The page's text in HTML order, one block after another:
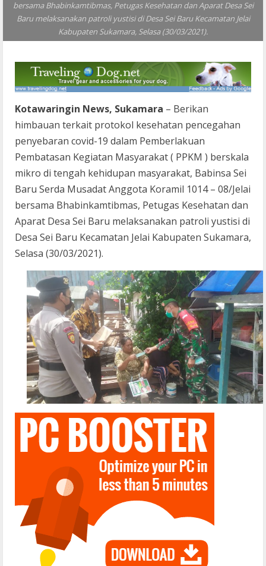
bersama Bhabinkamtibmas, Petugas Kesehatan dan Aparat Desa Sei
Baru melaksanakan patroli yustisi di Desa Sei Baru Kecamatan Jelai
Kabupaten Sukamara, Selasa (30/03/2021).
Kotawaringin News, Sukamara – Berikan
himbauan terkait protokol kesehatan pencegahan
penyebaran covid-19 dalam Pemberlakuan
Pembatasan Kegiatan Masyarakat ( PPKM ) berskala
mikro di tengah kehidupan masyarakat, Babinsa Sei
Baru Serda Musadat Anggota Koramil 1014 – 08/Jelai
bersama Bhabinkamtibmas, Petugas Kesehatan dan
Aparat Desa Sei Baru melaksanakan patroli yustisi di
Desa Sei Baru Kecamatan Jelai Kabupaten Sukamara,
Selasa (30/03/2021).